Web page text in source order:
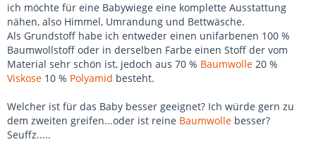
ich möchte für eine Babywiege eine komplette Ausstattung
nähen, also Himmel, Umrandung und Bettwäsche.
Als Grundstoff habe ich entweder einen unifarbenen 100 %
Baumwollstoff oder in derselben Farbe einen Stoff der vom
Material sehr schön ist, jedoch aus 70 % Baumwolle 20 %
Viskose 10 % Polyamid besteht.
Welcher ist für das Baby besser geeignet? Ich würde gern zu
dem zweiten greifen...oder ist reine Baumwolle besser?
Seuffz.....